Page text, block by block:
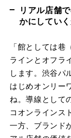
リアル店舗
かにしてい
「館としては巷
ラインとオフラ
します。渋谷パ
はじめオンリー
ね。導線として
コオンラインス
一方、ブランド